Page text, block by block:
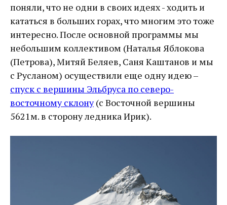
поняли, что не одни в своих идеях - ходить и
кататься в больших горах, что многим это тоже
интересно. После основной программы мы
небольшим коллективом (Наталья Яблокова
(Петрова), Митяй Беляев, Саня Каштанов и мы
с Русланом) осуществили еще одну идею –
спуск с вершины Эльбруса по северо-
восточному склону(с Восточной вершины
5621м. в сторону ледника Ирик).